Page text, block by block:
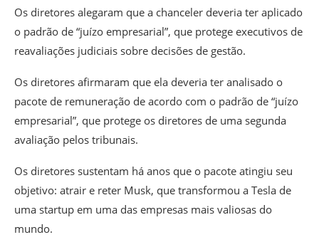
Os diretores alegaram que a chanceler deveria ter aplicado
o padrão de “juízo empresarial”, que protege executivos de
reavaliações judiciais sobre decisões de gestão.
Os diretores afirmaram que ela deveria ter analisado o
pacote de remuneração de acordo com o padrão de “juízo
empresarial”, que protege os diretores de uma segunda
avaliação pelos tribunais.
Os diretores sustentam há anos que o pacote atingiu seu
objetivo: atrair e reter Musk, que transformou a Tesla de
uma startup em uma das empresas mais valiosas do
mundo.